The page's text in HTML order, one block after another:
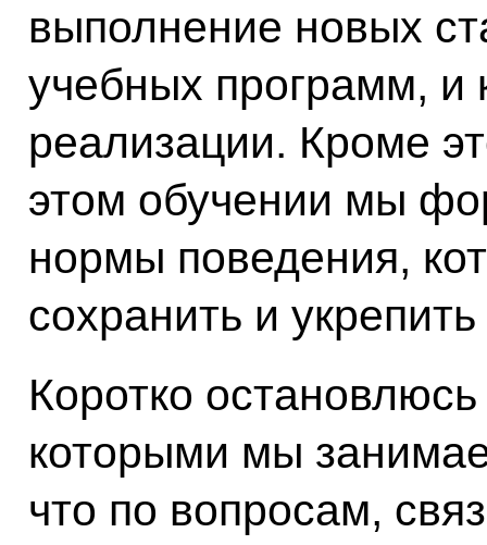
выполнение новых
учебных программ, и
реализации. Кроме
этом обучении мы
нормы поведения,
сохранить и
Коротко
которыми мы
что по вопросам,